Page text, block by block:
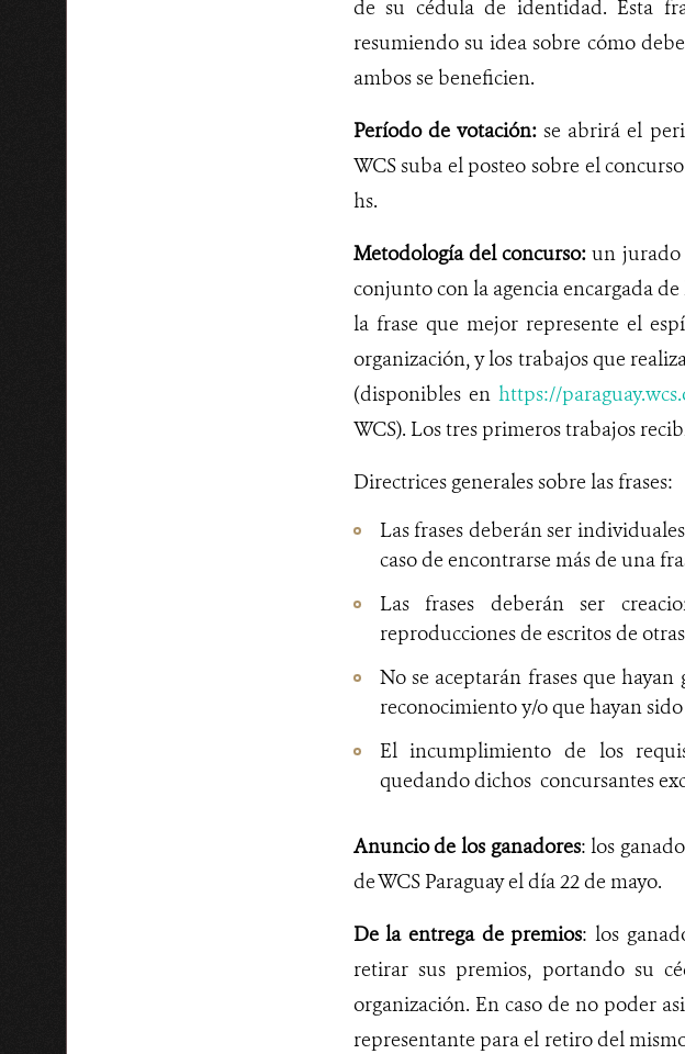
de su cédula de identidad. Esta
resumiendo su idea sobre cómo
ambos se beneficien.
Período de votación: se abrirá el
WCS suba el posteo sobre el
hs.
Metodología del concurso: un jurado
conjunto con la agencia encargada
la frase que mejor represente el
organización, y los trabajos que
(disponibles enhttps://
WCS). Los tres primeros trabajos
Directrices generales sobre las frases:
Las frases deberán ser
caso de encontrarse más de una
Las frases deberán ser
reproducciones de escritos de
No se aceptarán frases que
reconocimiento y/o que hayan
El incumplimiento de los
quedando dichos concursantes
Anuncio de los ganadores: los
de WCS Paraguay el día 22 de mayo.
De la entrega de premios: los
retirar sus premios, portando su
organización. En caso de no poder
representante para el retiro del